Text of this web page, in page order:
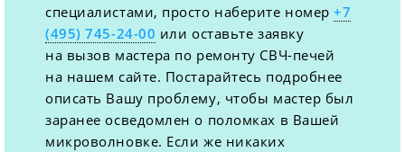
специалистами, просто наберите номер+7
(495) 745-24-00 или оставьте заявку
на вызов мастера по ремонту СВЧ-печей
на нашем сайте. Постарайтесь подробнее
описать Вашу проблему, чтобы мастер был
заранее осведомлен о поломках в Вашей
микроволновке. Если же никаких